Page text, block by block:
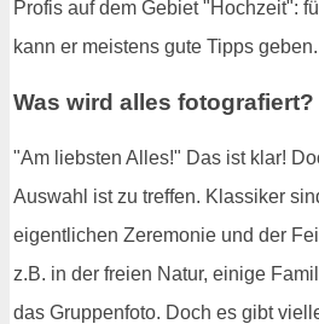
Profis auf dem Gebiet "Hochzeit":
kann er meistens gute Tipps
Was wird alles fotografiert?
"Am liebsten Alles!" Das ist klar!
Auswahl ist zu treffen. Klassiker
eigentlichen Zeremonie und der
z.B. in der freien Natur, einige
das Gruppenfoto. Doch es gibt